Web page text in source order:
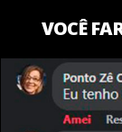
VOCÊ